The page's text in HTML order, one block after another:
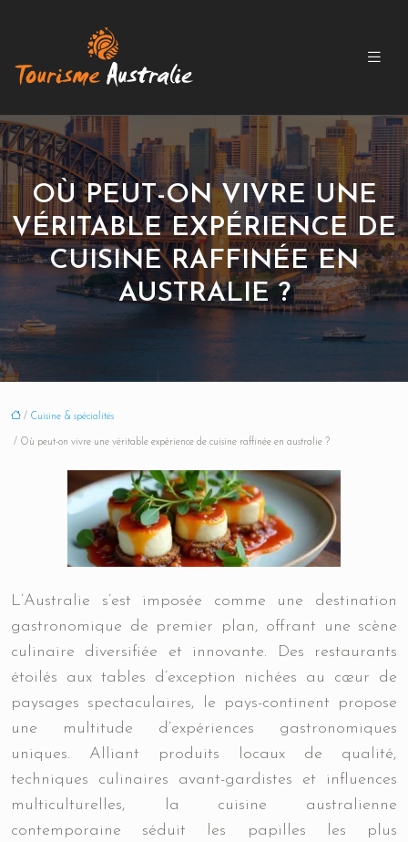
OÙ PEUT-ON VIVRE UNE
VÉRITABLE EXPÉRIENCE DE
CUISINE RAFFINÉE EN
AUSTRALIE ?
/ Cuisine & spécialités
/ Où peut-on vivre une véritable expérience de cuisine raffinée en australie ?
L’Australie s’est imposée comme une destination
gastronomique de premier plan, offrant une scène
culinaire diversifiée et innovante. Des restaurants
étoilés aux tables d’exception nichées au cœur de
paysages spectaculaires, le pays-continent propose
une multitude d’expériences gastronomiques
uniques. Alliant produits locaux de qualité,
techniques culinaires avant-gardistes et influences
multiculturelles, la cuisine australienne
contemporaine séduit les papilles les plus